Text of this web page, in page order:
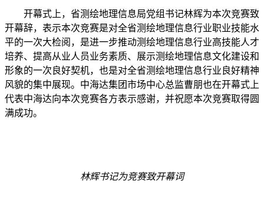
开幕式上，省测绘地理信息局党组书记林辉为本次竞赛致
开幕辞，表示本次竞赛是对全省测绘地理信息行业职业技能水
平的一次大检阅，是进一步推动测绘地理信息行业高技能人才
培养、提高从业人员业务素质、展示测绘地理信息文化建设和
形象的一次良好契机，也是对全省测绘地理信息行业良好精神
风貌的集中展现。中海达集团市场中心总监曹朋也在开幕式上
代表中海达向本次竞赛各方表示感谢，并祝愿本次竞赛取得圆
满成功。
林辉书记为竞赛致开幕词